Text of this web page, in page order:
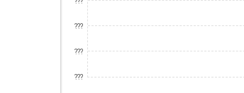
???
???
???